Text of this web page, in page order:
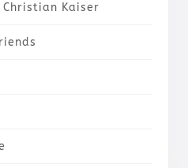
Christian Kaiser